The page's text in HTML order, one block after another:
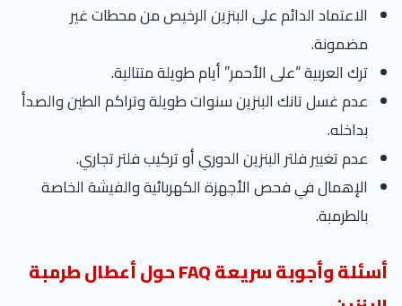
الاعتماد الدائم على البنزين الرخيص من محطات غير
مضمونة.
ترك العربية “على الأحمر” أيام طويلة متتالية.
عدم غسل تانك البنزين سنوات طويلة وتراكم الطين والصدأ
بداخله.
عدم تغيير فلتر البنزين الدوري أو تركيب فلتر تجاري.
الإهمال في فحص الأجهزة الكهربائية والفيشة الخاصة
بالطرمبة.
أسئلة وأجوبة سريعة FAQ حول أعطال طرمبة